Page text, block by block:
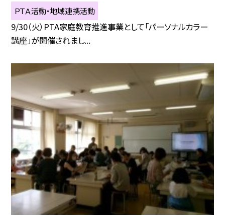
ＰＴＡ活動・地域連携活動
9/30（火）PTA家庭教育推進事業として「パーソナルカラー
講座」が開催されまし...